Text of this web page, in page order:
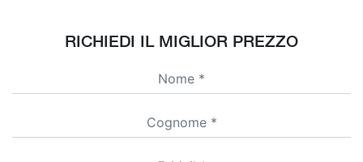
RICHIEDI IL MIGLIOR PREZZO